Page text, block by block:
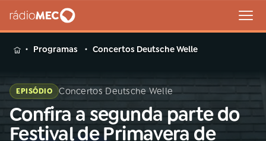
MENU
Buscar
na
Programas Concertos Deutsche Welle
EPISÓDIO Concertos Deutsche Welle
Confira a segunda parte do
Festival de Primavera de